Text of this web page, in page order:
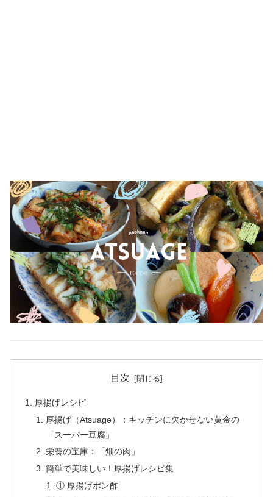
目次
厚揚げレシピ
厚揚げ（Atsuage）：キッチンに欠かせない黄金の
「スーパー豆腐」
栄養の宝庫：「畑の肉」
簡単で美味しい！厚揚げレシピ集
① 厚揚げポン酢